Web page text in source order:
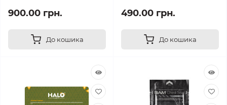
900.00 грн.
До кошика
490.00 грн.
До кошика